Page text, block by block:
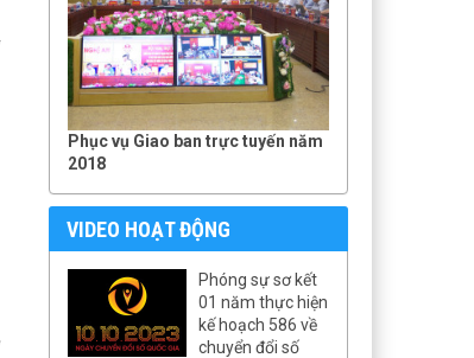
Phục vụ Giao ban trực tuyến năm
2018
VIDEO HOẠT ĐỘNG
Phóng sự sơ kết
01 năm thực hiện
kế hoạch 586 về
chuyển đổi số